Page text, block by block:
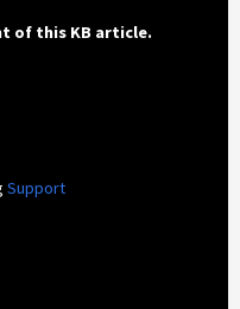
of this KB article.
Support